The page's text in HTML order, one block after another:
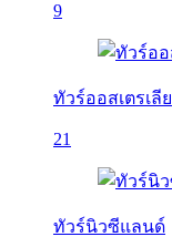
9
ทัวร์ออสเตรเลีย
21
ทัวร์นิวซีแลนด์